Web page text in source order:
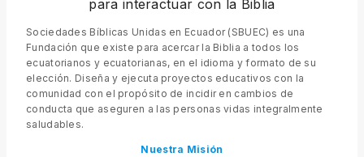
para interactuar con la Biblia
Sociedades Bíblicas Unidas en Ecuador (SBUEC) es una
Fundación que existe para acercar la Biblia a todos los
ecuatorianos y ecuatorianas, en el idioma y formato de su
elección. Diseña y ejecuta proyectos educativos con la
comunidad con el propósito de incidir en cambios de
conducta que aseguren a las personas vidas integralmente
saludables.
Nuestra Misión